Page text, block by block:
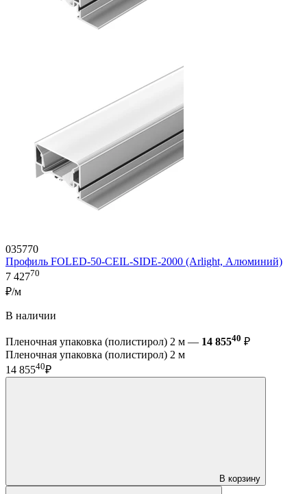
035770
Профиль FOLED-50-CEIL-SIDE-2000 (Arlight, Алюминий)
7 42770
₽/м
В наличии
Пленочная упаковка (полистирол) 2 м — 14 85540 ₽
Пленочная упаковка (полистирол) 2 м
14 85540₽
В корзину